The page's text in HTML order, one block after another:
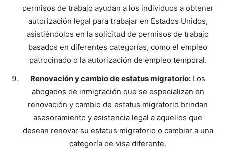
permisos de trabajo ayudan a los individuos a obtener
autorización legal para trabajar en Estados Unidos,
asistiéndolos en la solicitud de permisos de trabajo
basados en diferentes categorías, como el empleo
patrocinado o la autorización de empleo temporal.
Renovación y cambio de estatus migratorio: Los
abogados de inmigración que se especializan en
renovación y cambio de estatus migratorio brindan
asesoramiento y asistencia legal a aquellos que
desean renovar su estatus migratorio o cambiar a una
categoría de visa diferente.